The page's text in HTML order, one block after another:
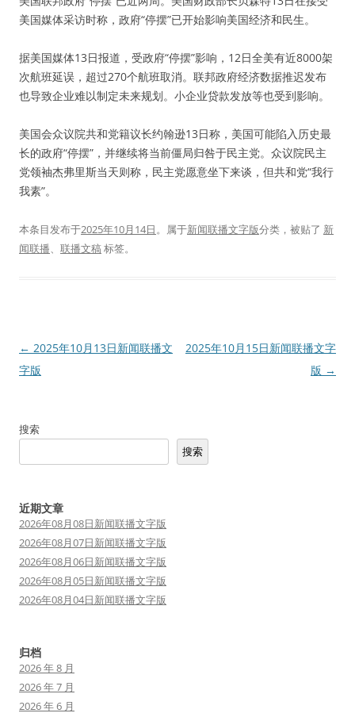
美国媒体采访时称，政府“停摆”已开始影响美国经济和民生。
据美国媒体13日报道，受政府“停摆”影响，12日全美有近8000架
次航班延误，超过270个航班取消。联邦政府经济数据推迟发布
也导致企业难以制定未来规划。小企业贷款发放等也受到影响。
美国会众议院共和党籍议长约翰逊13日称，美国可能陷入历史最
长的政府“停摆”，并继续将当前僵局归咎于民主党。众议院民主
党领袖杰弗里斯当天则称，民主党愿意坐下来谈，但共和党“我行
我素”。
本条目发布于2025年10月14日。属于新闻联播文字版分类，被贴了 新
闻联播、 联播文稿标签。
文
章
← 2025年10月13日新闻联播文
字版
2025年10月15日新闻联播文字
版 →
搜索
搜索
近期文章
2026年08月08日新闻联播文字版
2026年08月07日新闻联播文字版
2026年08月06日新闻联播文字版
2026年08月05日新闻联播文字版
2026年08月04日新闻联播文字版
归档
2026 年 8 月
2026 年 7 月
2026 年 6 月